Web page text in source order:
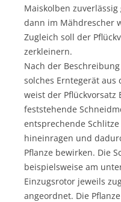
Maiskolben
dann im Mähdrescher
Zugleich soll der
zerkleinern.
Nach der
solches Erntegerät aus
weist der Pflückvorsatz
feststehende
entsprechende
hineinragen und
Pflanze bewirken. Die
beispielsweise am
Einzugsrotor jeweils
angeordnet. Die